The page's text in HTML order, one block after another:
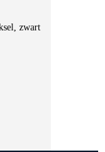
zwart